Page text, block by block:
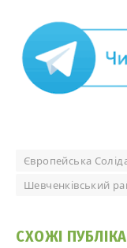
Європейська
Шевченківський
СХОЖІ